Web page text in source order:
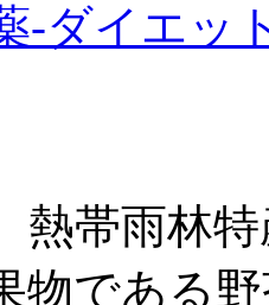
-ダイエッ
熱帯雨林
物である